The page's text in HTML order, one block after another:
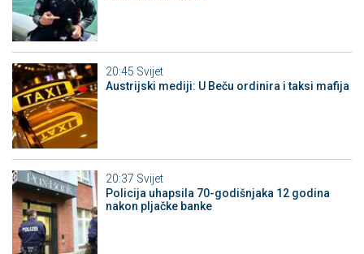
20:45 Svijet
Austrijski mediji: U Beču ordinira i taksi mafija
20:37 Svijet
Policija uhapsila 70-godišnjaka 12 godina
nakon pljačke banke